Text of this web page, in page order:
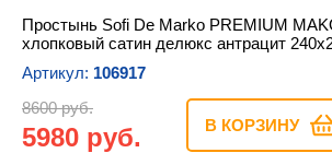
Простынь Sofi De Marko PREMIUM
хлопковый сатин делюкс антрацит
Артикул: 106917
8600 руб.
5980 руб. В КОРЗИНУ